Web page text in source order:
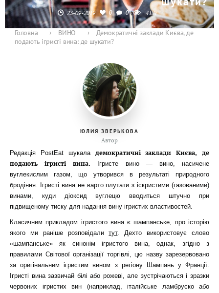
23-09-2019 0 0 4187
Головна › ВИНО ›
Демократичні заклади Києва, де
подають ігристі вина: де шукати?
ЮЛИЯ ЗВЕРЬКОВА
Автор
Редакція PostEat шукала демократичні заклади Києва, де
подають ігристі вина.
Ігристе вино — вино, насичене
вуглекислим газом, що утворився в результаті природного
бродіння. Ігристі вина не варто плутати з іскристими (газованими)
винами, куди діоксид вуглецю вводиться штучно при
підвищеному тиску для надання вину ігристих властивостей.
Класичним прикладом ігристого вина є шампанське, про історію
якого ми раніше розповідалитут. Дехто використовує слово
«шампанське» як синонім ігристого вина, однак, згідно з
правилами Світової організації торгівлі, цю назву зарезервовано
за оригінальним ігристим вином з регіону Шампань у Франції.
Ігристі вина зазвичай білі або рожеві, але зустрічаються і зразки
червоних ігристих вин (наприклад, італійське ламбруско або